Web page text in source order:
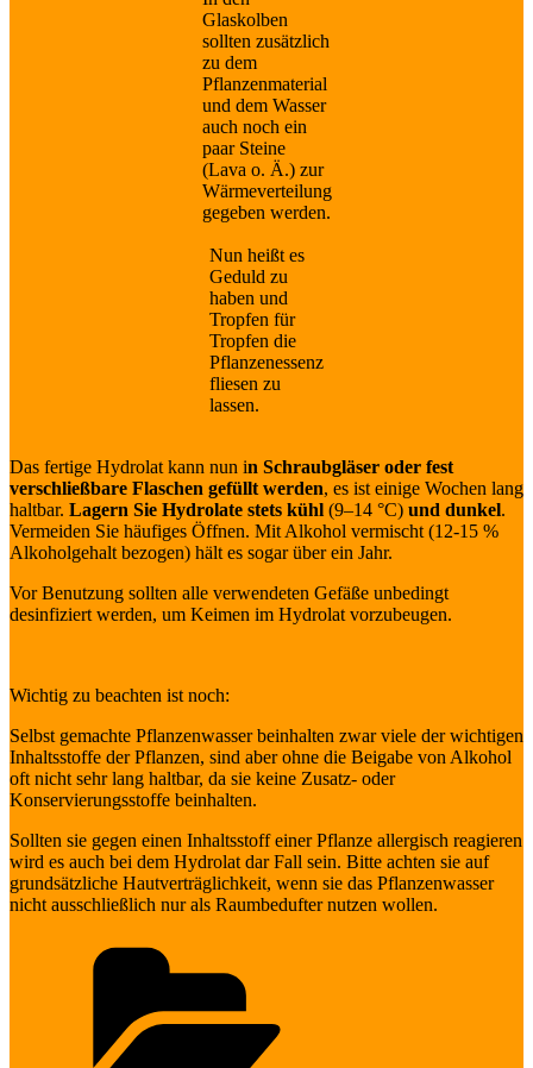
Glaskolben
sollten zusätzlich
zu dem
Pflanzenmaterial
und dem Wasser
auch noch ein
paar Steine
(Lava o. Ä.) zur
Wärmeverteilung
gegeben werden.
Nun heißt es
Geduld zu
haben und
Tropfen für
Tropfen die
Pflanzenessenz
fliesen zu
lassen.
Das fertige Hydrolat kann nun in Schraubgläser oder fest
verschließbare Flaschen gefüllt werden, es ist einige Wochen lang
haltbar. Lagern Sie Hydrolate stets kühl (9–14 °C) und dunkel.
Vermeiden Sie häufiges Öffnen. Mit Alkohol vermischt (12-15 %
Alkoholgehalt bezogen) hält es sogar über ein Jahr.
Vor Benutzung sollten alle verwendeten Gefäße unbedingt
desinfiziert werden, um Keimen im Hydrolat vorzubeugen.
Wichtig zu beachten ist noch:
Selbst gemachte Pflanzenwasser beinhalten zwar viele der wichtigen
Inhaltsstoffe der Pflanzen, sind aber ohne die Beigabe von Alkohol
oft nicht sehr lang haltbar, da sie keine Zusatz- oder
Konservierungsstoffe beinhalten.
Sollten sie gegen einen Inhaltsstoff einer Pflanze allergisch reagieren
wird es auch bei dem Hydrolat dar Fall sein. Bitte achten sie auf
grundsätzliche Hautverträglichkeit, wenn sie das Pflanzenwasser
nicht ausschließlich nur als Raumbedufter nutzen wollen.